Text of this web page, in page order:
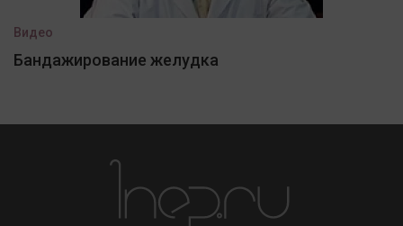
Видео
Бандажирование желудка